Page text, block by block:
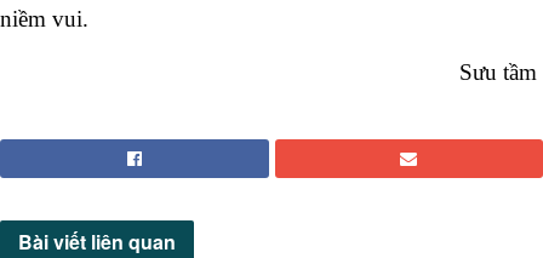
niềm vui.
Sưu tầm
Bài viết liên quan